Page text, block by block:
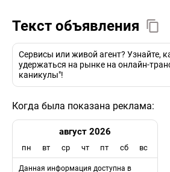
Текст объявления
Сервисы или живой агент? Узнайте,
удержаться на рынке на онлайн-
каникулы"!
Когда была показана реклама:
август 2026
пн вт ср чт пт сб вс
Данная информация доступна в